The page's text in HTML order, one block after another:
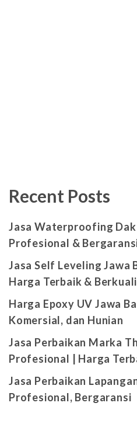
Recent Posts
Jasa Waterproofing Dak
Profesional &
Jasa Self Leveling Jawa
Harga Terbaik &
Harga Epoxy UV Jawa
Komersial, dan Hunian
Jasa Perbaikan Marka
Profesional | Harga
Jasa Perbaikan
Profesional, Bergaransi